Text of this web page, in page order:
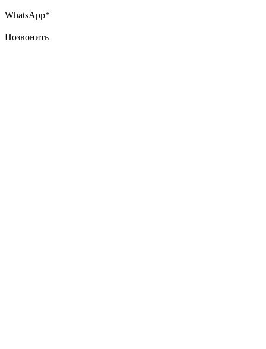
WhatsApp*
Позвонить